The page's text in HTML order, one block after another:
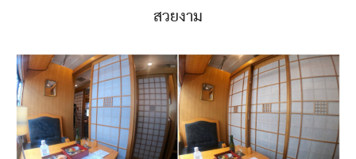
สวยงาม